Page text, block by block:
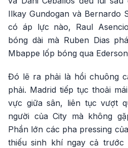
Ilkay Gundogan và Bernardo
có áp lực nào, Raul
bóng dài mà Ruben Dias
Mbappe lốp bóng qua
Đó lẽ ra phải là hồi chuông
phải. Madrid tiếp tục thoải
vực giữa sân, liên tục vượt
người của City mà không
Phần lớn các pha pressing
thiếu sinh khí ngay cả trước